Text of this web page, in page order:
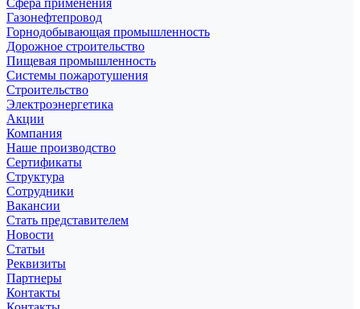
Сфера применения
Газонефтепровод
Горнодобывающая промышленность
Дорожное строительство
Пищевая промышленность
Системы пожаротушения
Строительство
Электроэнергетика
Акции
Компания
Наше производство
Сертификаты
Структура
Сотрудники
Вакансии
Стать представителем
Новости
Статьи
Реквизиты
Партнеры
Контакты